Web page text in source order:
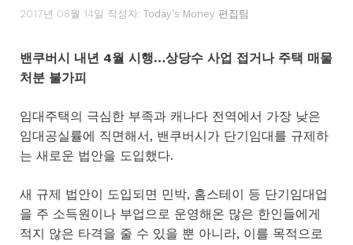
2017년 08월 14일 작성자: Today's Money 편집팀
밴쿠버시 내년 4월 시행…상당수 사업 접거나 주택 매물
처분 불가피
임대주택의 극심한 부족과 캐나다 전역에서 가장 낮은
임대공실률에 직면해서, 밴쿠버시가 단기임대를 규제하
는 새로운 법안을 도입했다.
새 규제 법안이 도입되면 민박, 홈스테이 등 단기임대업
을 주 소득원이나 부업으로 운영해온 많은 한인들에게
적지 않은 타격을 줄 수 있을 뿐 아니라, 이를 목적으로